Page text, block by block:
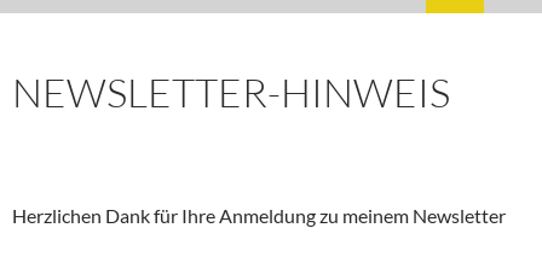
NEWSLETTER-HINWEIS
Herzlichen Dank für Ihre Anmeldung zu meinem Newsletter